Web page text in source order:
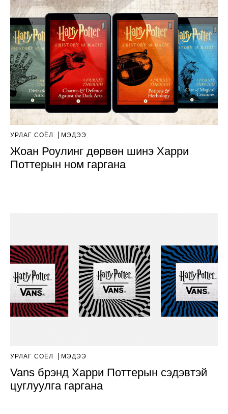
УРЛАГ СОЁЛ МЭДЭЭ
Жоан Роулинг дөрвөн шинэ Харри
Поттерын ном гаргана
УРЛАГ СОЁЛ МЭДЭЭ
Vans брэнд Харри Поттерын сэдэвтэй
цуглуулга гаргана